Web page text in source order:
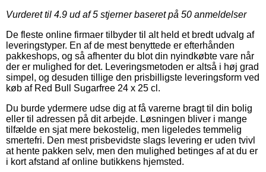
Vurderet til 4.9 ud af 5 stjerner baseret på 50 anmeldelser
De fleste online firmaer tilbyder til alt held et bredt udvalg af
leveringstyper. En af de mest benyttede er efterhånden
pakkeshops, og så afhenter du blot din nyindkøbte vare når
der er mulighed for det. Leveringsmetoden er altså i høj grad
simpel, og desuden tillige den prisbilligste leveringsform ved
køb af Red Bull Sugarfree 24 x 25 cl.
Du burde ydermere udse dig at få varerne bragt til din bolig
eller til adressen på dit arbejde. Løsningen bliver i mange
tilfælde en sjat mere bekostelig, men ligeledes temmelig
smertefri. Den mest prisbevidste slags levering er uden tvivl
at hente pakken selv, men den mulighed betinges af at du er
i kort afstand af online butikkens hjemsted.